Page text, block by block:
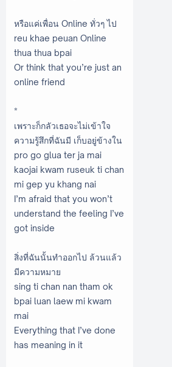
หรือแค่เพื่อน Online ทั่วๆ ไป
reu khae peuan Online
thua thua bpai
Or think that you’re just an
online friend
*
เพราะก็กลัวเธอจะไม่เข้าใจ
ความรู้สึกที่ฉันมี เก็บอยู่ข้างใน
pro go glua ter ja mai
kaojai kwam ruseuk ti chan
mi gep yu khang nai
I’m afraid that you won’t
understand the feeling I’ve
got inside
สิ่งที่ฉันนั้นทำออกไป ล้วนแล้ว
มีความหมาย
sing ti chan nan tham ok
bpai luan laew mi kwam
mai
Everything that I’ve done
has meaning in it